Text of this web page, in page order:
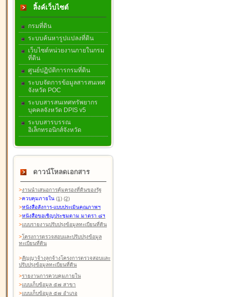
ลิ้งค์เว็บไซต์
กรมที่ดิน
ระบบค้นหารูปแปลงที่ดิน
เว็บไซต์หน่วยงานภายในกรม
ที่ดิน
ศูนย์ปฏิบัติการกรมที่ดิน
ระบบจัดการข้อมูลสารสนเทศ
จังหวัด POC
ระบบสารสนเทศทรัพยากร
บุคคลจังหวัด DPIS v5
ระบบสารบรรณ
อิเล็กทรอนิกส์จังหวัด
ดาวน์โหลดเอกสาร
>งานนำเสนอการคุ้มครองที่ดินของรัฐ
>ควบคุมภายใน (1) (2)
>หนังสือสังการ-แบบประเมินคุณภาพฯ
>หนังสือขอเชิญประชุมตาม มาตรา ๘ฯ
>แบบรายงานปรับปรุงข้อมูลทะเบียนที่ดิน
>โครงการตรวจสอบและปรับปรุงข้อมูล
ทะเบียนที่ดิน
>สัญญาจ้างลูกจ้างโครงการตรวจสอบและ
ปรับปรุงข้อมูลทะเบียนที่ดิน
>รายงานการควบคุมภายใน
>แบบเก็บข้อมูล ๕๗ สาขา
>แบบเก็บข้อมูล ๕๗ อำเภอ